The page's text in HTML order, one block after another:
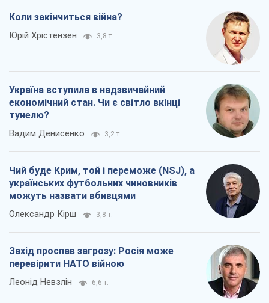
Коли закінчиться війна?
Юрій Хрістензен 3,8 т.
Україна вступила в надзвичайний
економічний стан. Чи є світло вкінці
тунелю?
Вадим Денисенко 3,2 т.
Чий буде Крим, той і переможе (NSJ), а
українських футбольних чиновників
можуть назвати вбивцями
Олександр Кірш 3,8 т.
Захід проспав загрозу: Росія може
перевірити НАТО війною
Леонід Невзлін 6,6 т.